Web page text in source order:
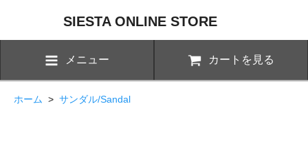
SIESTA ONLINE STORE
メニュー カートを見る
ホーム > サンダル/Sandal